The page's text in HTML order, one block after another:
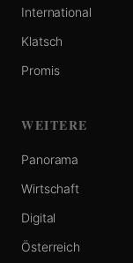
International
Klatsch
Promis
WEITERE
Panorama
Wirtschaft
Digital
Österreich